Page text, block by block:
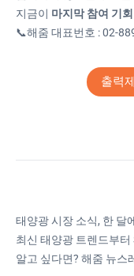
지금이 마지막 참여 기회
📞해줌 대표번호 : 02-
출력
태양광 시장 소식, 한 달
최신 태양광 트렌드부터
알고 싶다면? 해줌 뉴스